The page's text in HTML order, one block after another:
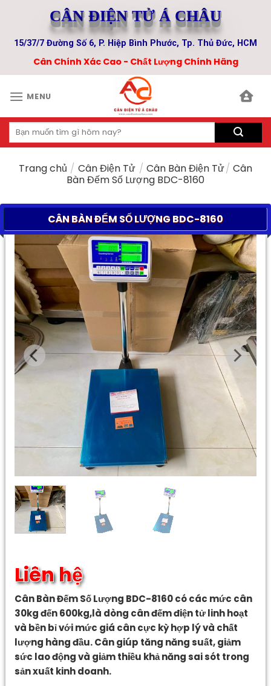
content
CÂN ĐIỆN TỬ Á CHÂU
15/37/7 Đường Số 6, P. Hiệp Bình Phước, Tp. Thủ Đức, HCM
Cân Chính Xác Cao - Chất Lượng Chính Hãng
MENU
Tìm
kiếm:
Trang chủ / Cân Điện Tử / Cân Bàn Điện Tử/ Cân
Bàn Đếm Số Lượng BDC-8160
CÂN BÀN ĐẾM SỐ LƯỢNG BDC-8160
Liên hệ
Cân Bàn Đếm Số Lượng BDC-8160 có các mức cân
30kg đến 600kg,là dòng cân đếm điện tử linh hoạt
và bền bỉ với mức giá cân cực kỳ hợp lý và chất
lượng hàng đầu. Cân giúp tăng năng suất, giảm
sức lao động và giảm thiều khả năng sai sót trong
sản xuất kinh doanh.